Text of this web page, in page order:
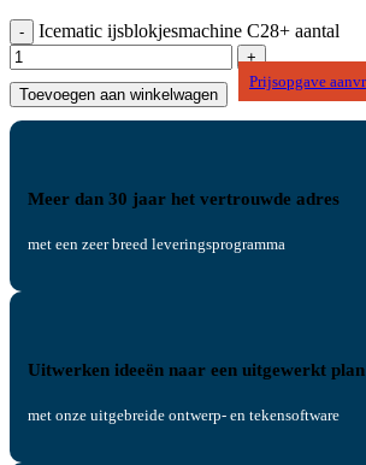
Icematic ijsblokjesmachine C28+ aantal
Toevoegen aan winkelwagen
Prijsopgave
Meer dan 30 jaar het vertrouwde adres
met een zeer breed leveringsprogramma
Uitwerken ideeën naar een uitgewerkt plan
met onze uitgebreide ontwerp- en tekensoftware